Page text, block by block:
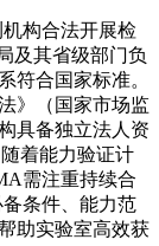
构合法开展检
及其省级部门负
符合国家标准。
》（国家市场监
具备独立法人资
着能力验证计
需注重持续合
条件、能力范
助实验室高效获